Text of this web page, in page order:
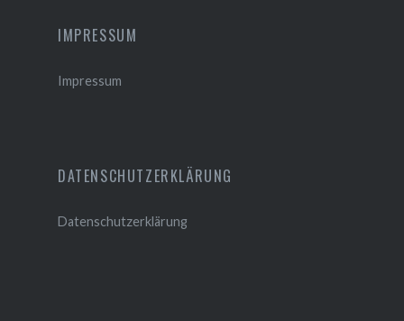
IMPRESSUM
Impressum
DATENSCHUTZERKLÄRUNG
Datenschutzerklärung